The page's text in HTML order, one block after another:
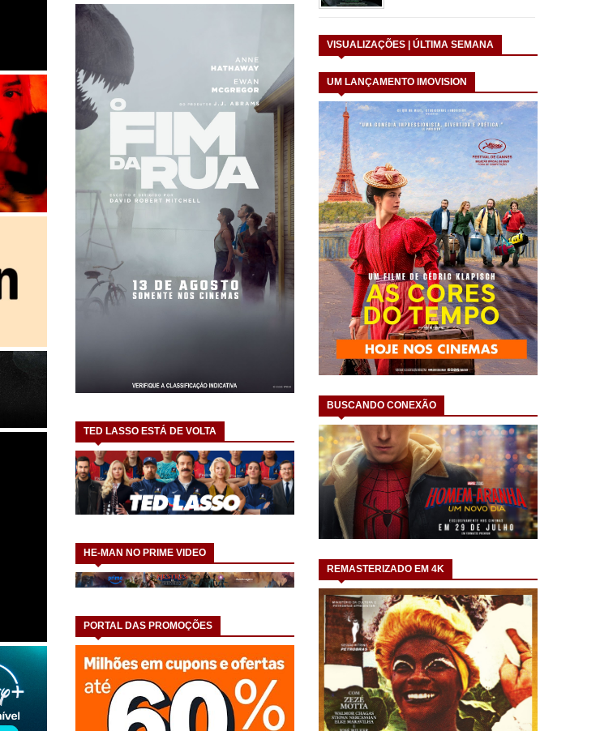
TED LASSO ESTÁ DE VOLTA
HE-MAN NO PRIME VIDEO
PORTAL DAS PROMOÇÕES
VISUALIZAÇÕES | ÚLTIMA SEMANA
UM LANÇAMENTO IMOVISION
BUSCANDO CONEXÃO
REMASTERIZADO EM 4K